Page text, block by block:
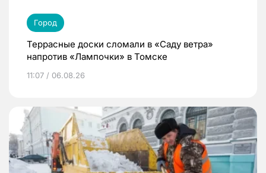
Город
Террасные доски сломали в «Саду ветра»
напротив «Лампочки» в Томске
11:07 / 06.08.26